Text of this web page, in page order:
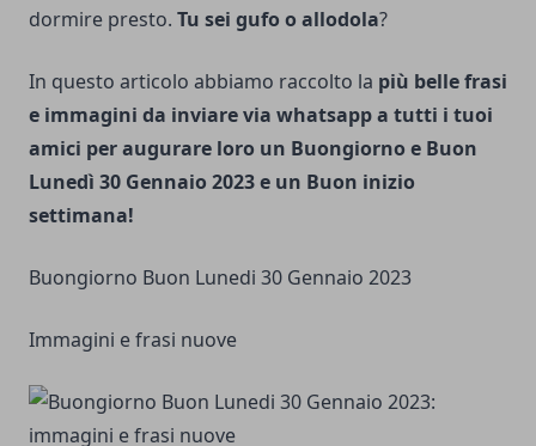
dormire presto. Tu sei gufo o allodola?
In questo articolo abbiamo raccolto la più belle frasi
e immagini da inviare via whatsapp a tutti i tuoi
amici per augurare loro un Buongiorno e Buon
Lunedì 30 Gennaio 2023 e un Buon inizio
settimana!
Buongiorno Buon Lunedi 30 Gennaio 2023
Immagini e frasi nuove